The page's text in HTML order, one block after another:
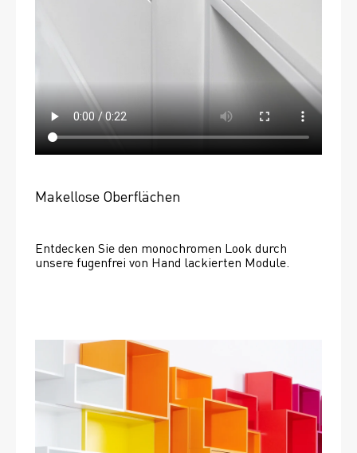
Makellose Oberflächen
Entdecken Sie den monochromen Look durch
unsere fugenfrei von Hand lackierten Module.